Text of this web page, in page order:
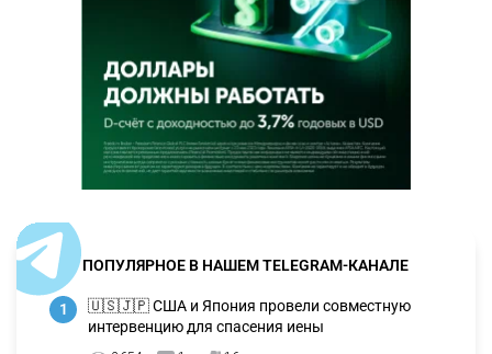
ПОПУЛЯРНОЕ В НАШЕМ TELEGRAM-КАНАЛЕ
1
🇺🇸🇯🇵 США и Япония провели совместную
интервенцию для спасения иены